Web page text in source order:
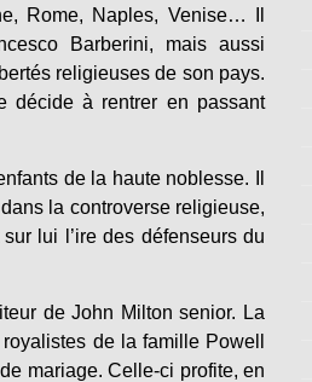
Rome, Naples, Venise… Il
Barberini, mais aussi
religieuses de son pays.
décide à rentrer en passant
de la haute noblesse. Il
la controverse religieuse,
lui l’ire des défenseurs du
de John Milton senior. La
de la famille Powell
mariage. Celle-ci profite, en